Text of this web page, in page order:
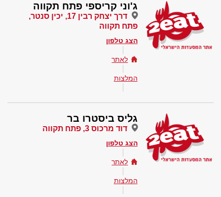
ג'וני קריספי פתח תקווה
דרך יצחק רבין 17, יכין סנטר,
פתח תקווה
הצג טלפון
לאתר
המלצות
גליס ביסטרו בר
דוד מרכוס 3, פתח תקווה
הצג טלפון
לאתר
המלצות